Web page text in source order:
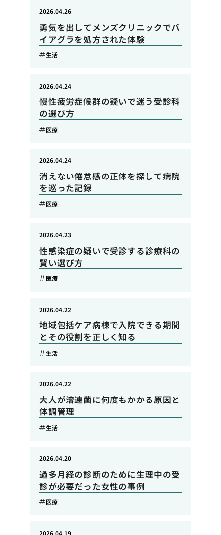
勇気を出してメンズクリニックでバ
イアグラを処方された体験
2026.04.26
生活
慢性疲労症候群の疑いで迷う受診科
の選び方
2026.04.24
医療
消えない倦怠感の正体を探して病院
を巡った記録
2026.04.24
医療
性感染症の疑いで受診する診療科の
賢い選び方
2026.04.23
医療
地域包括ケア病棟で入院できる期間
とその役割を正しく知る
2026.04.22
生活
大人が溶連菌に何度もかかる原因と
体調管理
2026.04.22
生活
過多月経の診断のために生理中の受
診が必要だった女性の事例
2026.04.20
医療
2026.04.19